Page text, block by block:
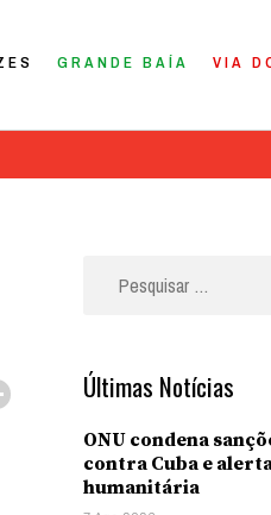
GRANDE BAÍA VIA
Últimas Notícias
ONU condena
contra Cuba e
humanitária